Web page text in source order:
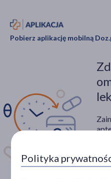
Pobierz aplikację mobilną
Polityka